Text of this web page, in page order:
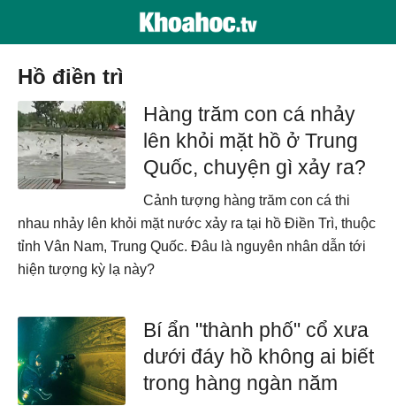
hồ điền trì
Hàng trăm con cá nhảy
lên khỏi mặt hồ ở Trung
Quốc, chuyện gì xảy ra?
Cảnh tượng hàng trăm con cá thi
nhau nhảy lên khỏi mặt nước xảy ra tại hồ Điền Trì, thuộc
tỉnh Vân Nam, Trung Quốc. Đâu là nguyên nhân dẫn tới
hiện tượng kỳ lạ này?
Bí ẩn "thành phố" cổ xưa
dưới đáy hồ không ai biết
trong hàng ngàn năm